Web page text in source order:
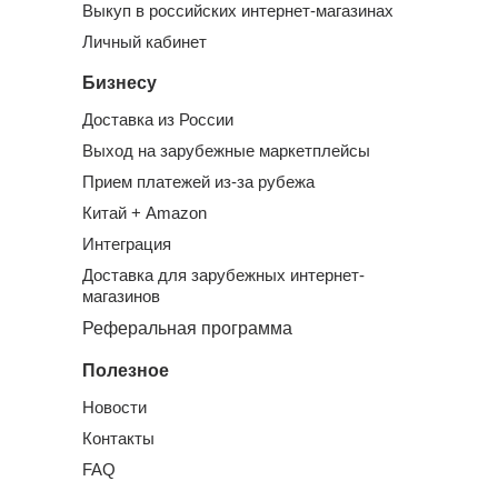
Выкуп в российских интернет-магазинах
Личный кабинет
FAQ
Контакты
Новости
Полезное
Прием платежей из-за рубежа
Выход на зарубежные маркетплейсы
Доставка из России
Бизнесу
Китай + Amazon
Интеграция
Доставка для зарубежных интернет-
магазинов
Реферальная программа